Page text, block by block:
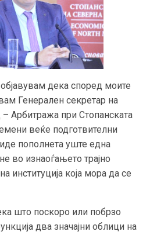
дека според моите
Генерален секретар на
– Арбитража при Стопанската
веќе подготвителни
пополнета уште една
во изнаоѓањето трајно
институција која мора да се
што поскоро или побрзо
два значајни облици на